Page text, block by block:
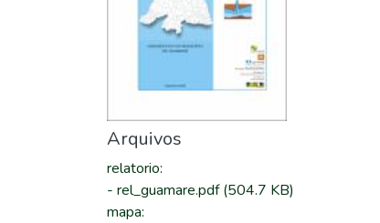
Arquivos
relatorio:
- rel_guamare.pdf(504.7 KB)
mapa: